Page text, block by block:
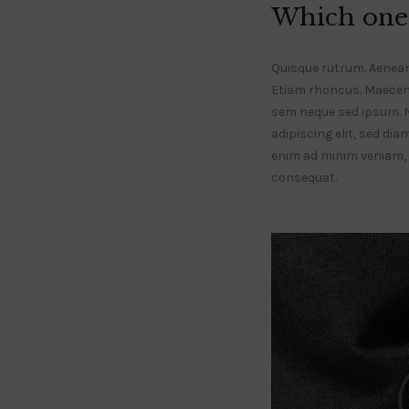
Which
Quisque rutrum.
Etiam rhoncus.
sem neque sed
adipiscing elit, sed
enim ad minim
consequat.